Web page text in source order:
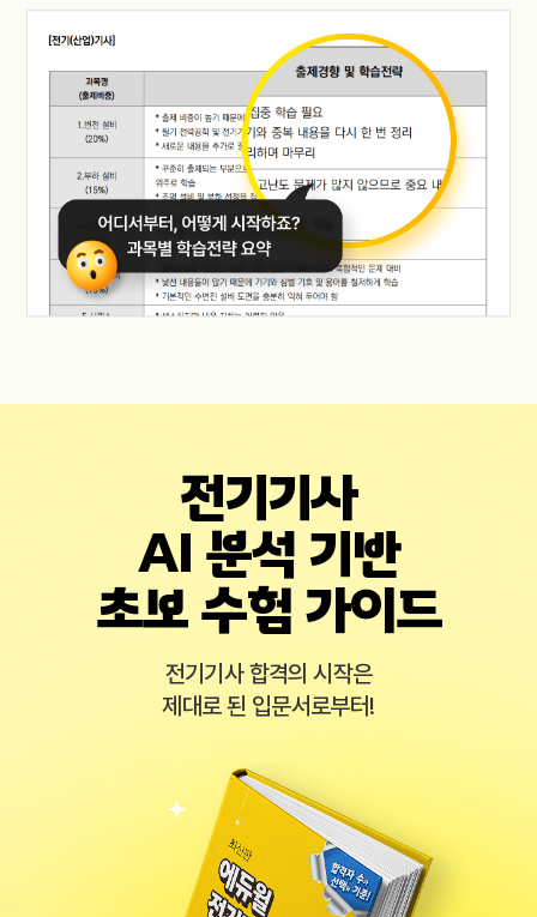
전기기사
AI 분석 기반
초보 수험 가이드
전기기사 합격의 시작은
제대로 된 입문서로부터!